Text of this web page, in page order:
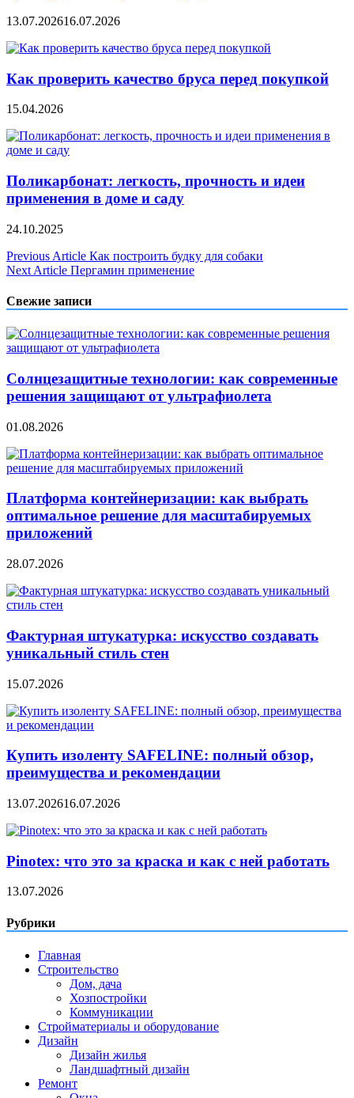
13.07.202616.07.2026
Как проверить качество бруса перед покупкой
15.04.2026
Поликарбонат: легкость, прочность и идеи
применения в доме и саду
24.10.2025
Навигация
по
записям
Previous Article Как построить будку для собаки
Next Article Пергамин применение
Свежие записи
Солнцезащитные технологии: как современные
решения защищают от ультрафиолета
01.08.2026
Платформа контейнеризации: как выбрать
оптимальное решение для масштабируемых
приложений
28.07.2026
Фактурная штукатурка: искусство создавать
уникальный стиль стен
15.07.2026
Купить изоленту SAFELINE: полный обзор,
преимущества и рекомендации
13.07.202616.07.2026
Pinotex: что это за краска и как с ней работать
13.07.2026
Рубрики
Главная
Строительство
Дом, дача
Хозпостройки
Коммуникации
Стройматериалы и оборудование
Дизайн
Дизайн жилья
Ландшафтный дизайн
Ремонт